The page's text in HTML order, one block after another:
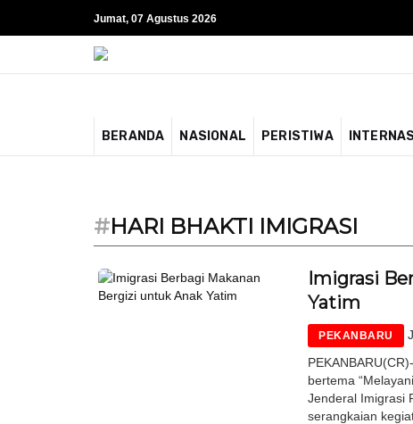
Jumat, 07 Agustus 2026
BERANDA NASIONAL PERISTIWA
#HARI BHAKTI IMIGRASI
Imigrasi
Yatim
PEKANBARU
bertema
Jenderal Imigrasi
serangkaian